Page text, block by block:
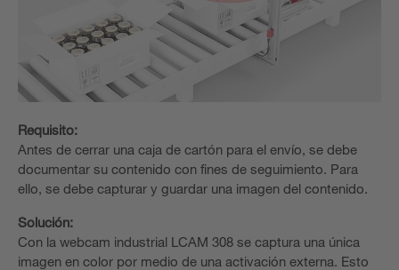
Requisito:
Antes de cerrar una caja de cartón para el envío, se debe
documentar su contenido con fines de seguimiento. Para
ello, se debe capturar y guardar una imagen del contenido.
Solución:
Con la webcam industrial LCAM 308 se captura una única
imagen en color por medio de una activación externa. Esto